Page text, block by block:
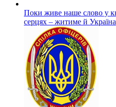
Поки живе наше слово у
серцях – житиме й Україна